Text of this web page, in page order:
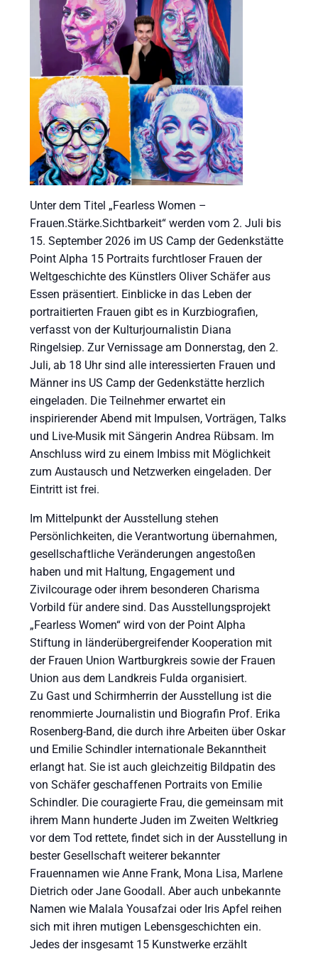
Unter dem Titel „Fearless Women –
Frauen.Stärke.Sichtbarkeit“ werden vom 2. Juli bis
15. September 2026 im US Camp der Gedenkstätte
Point Alpha 15 Portraits furchtloser Frauen der
Weltgeschichte des Künstlers Oliver Schäfer aus
Essen präsentiert. Einblicke in das Leben der
portraitierten Frauen gibt es in Kurzbiografien,
verfasst von der Kulturjournalistin Diana
Ringelsiep. Zur Vernissage am Donnerstag, den 2.
Juli, ab 18 Uhr sind alle interessierten Frauen und
Männer ins US Camp der Gedenkstätte herzlich
eingeladen. Die Teilnehmer erwartet ein
inspirierender Abend mit Impulsen, Vorträgen, Talks
und Live-Musik mit Sängerin Andrea Rübsam. Im
Anschluss wird zu einem Imbiss mit Möglichkeit
zum Austausch und Netzwerken eingeladen. Der
Eintritt ist frei.
Im Mittelpunkt der Ausstellung stehen
Persönlichkeiten, die Verantwortung übernahmen,
gesellschaftliche Veränderungen angestoßen
haben und mit Haltung, Engagement und
Zivilcourage oder ihrem besonderen Charisma
Vorbild für andere sind. Das Ausstellungsprojekt
„Fearless Women“ wird von der Point Alpha
Stiftung in länderübergreifender Kooperation mit
der Frauen Union Wartburgkreis sowie der Frauen
Union aus dem Landkreis Fulda organisiert.
Zu Gast und Schirmherrin der Ausstellung ist die
renommierte Journalistin und Biografin Prof. Erika
Rosenberg-Band, die durch ihre Arbeiten über Oskar
und Emilie Schindler internationale Bekanntheit
erlangt hat. Sie ist auch gleichzeitig Bildpatin des
von Schäfer geschaffenen Portraits von Emilie
Schindler. Die couragierte Frau, die gemeinsam mit
ihrem Mann hunderte Juden im Zweiten Weltkrieg
vor dem Tod rettete, findet sich in der Ausstellung in
bester Gesellschaft weiterer bekannter
Frauennamen wie Anne Frank, Mona Lisa, Marlene
Dietrich oder Jane Goodall. Aber auch unbekannte
Namen wie Malala Yousafzai oder Iris Apfel reihen
sich mit ihren mutigen Lebensgeschichten ein.
Jedes der insgesamt 15 Kunstwerke erzählt